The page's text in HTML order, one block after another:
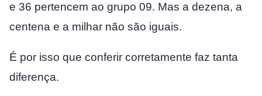
e 36 pertencem ao grupo 09. Mas a dezena, a
centena e a milhar não são iguais.
É por isso que conferir corretamente faz tanta
diferença.